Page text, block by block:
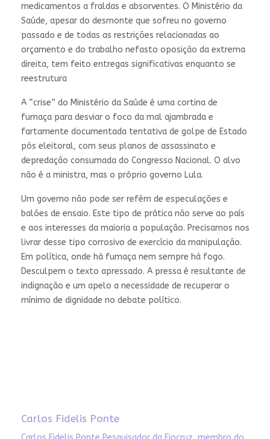
medicamentos a fraldas e absorventes. O Ministério da
Saúde, apesar do desmonte que sofreu no governo
passado e de todas as restrições relacionadas ao
orçamento e do trabalho nefasto oposição da extrema
direita, tem feito entregas significativas enquanto se
reestrutura
A “crise” do Ministério da Saúde é uma cortina de
fumaça para desviar o foco da mal ajambrada e
fartamente documentada tentativa de golpe de Estado
pós eleitoral, com seus planos de assassinato e
depredação consumada do Congresso Nacional. O alvo
não é a ministra, mas o próprio governo Lula.
Um governo não pode ser refém de especulações e
balões de ensaio. Este tipo de prática não serve ao país
e aos interesses da maioria a população. Precisamos nos
livrar desse tipo corrosivo de exercício da manipulação.
Em política, onde há fumaça nem sempre há fogo.
Desculpem o texto apressado. A pressa é resultante de
indignação e um apelo a necessidade de recuperar o
mínimo de dignidade no debate político.
Carlos Fidelis Ponte